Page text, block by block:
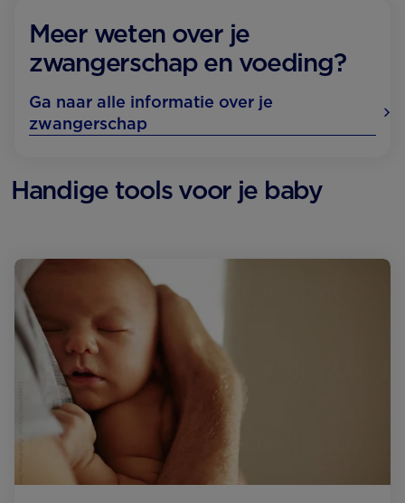
Meer weten over je
zwangerschap en voeding?
Ga naar alle informatie over je
zwangerschap
Handige tools voor je baby